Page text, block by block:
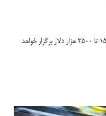
مسابقه‌های چوگان نیز با هزینه‌های گرانی طبق معمول بین ۱۵۰ تا ۳۵۰۰ هزار دلار برگزار خواهد